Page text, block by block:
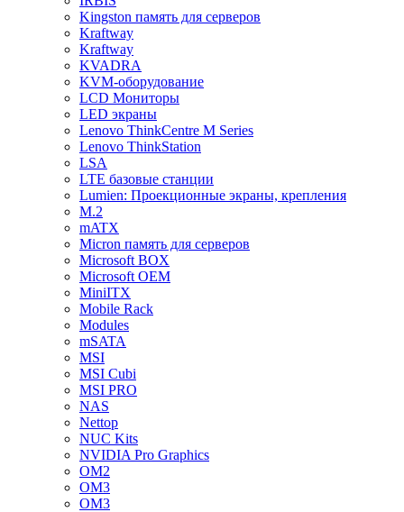
Kingston память для серверов
Kraftway
Kraftway
KVADRA
KVM-оборудование
LCD Мониторы
LED экраны
Lenovo ThinkCentre M Series
Lenovo ThinkStation
LSA
LTE базовые станции
Lumien: Проекционные экраны, крепления
M.2
mATX
Micron память для серверов
Microsoft BOX
Microsoft OEM
MiniITX
Mobile Rack
Modules
mSATA
MSI
MSI Cubi
MSI PRO
NAS
Nettop
NUC Kits
NVIDIA Pro Graphics
OM2
OM3
OM3